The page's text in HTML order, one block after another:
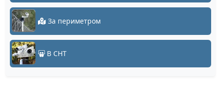
За периметром
В СНТ